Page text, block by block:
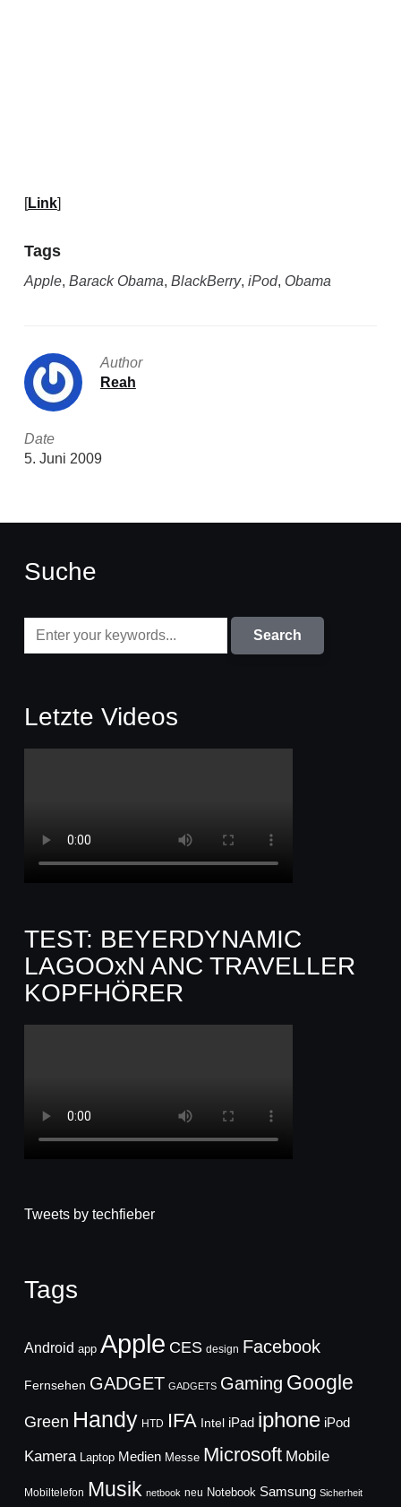
[Link]
Tags
Apple, Barack Obama, BlackBerry, iPod, Obama
Author
Reah
Date
5. Juni 2009
Suche
Letzte Videos
TEST: BEYERDYNAMIC
LAGOOxN ANC TRAVELLER
KOPFHÖRER
Tweets by techfieber
Tags
Android app Apple CES design Facebook
Fernsehen GADGET GADGETS Gaming Google
Green Handy HTD IFA Intel iPad iphone iPod
Kamera Laptop Medien Messe Microsoft Mobile
Mobiltelefon Musik netbook neu Notebook Samsung Sicherheit